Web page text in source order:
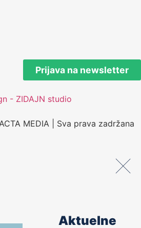
Prijava na newsletter
- ZIDAJN studio
MEDIA | Sva prava zadržana
Aktuelne